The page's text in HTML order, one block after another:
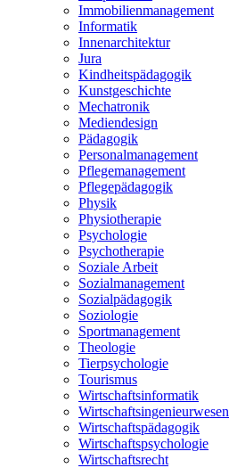
Immobilienmanagement
Informatik
Innenarchitektur
Jura
Kindheitspädagogik
Kunstgeschichte
Mechatronik
Mediendesign
Pädagogik
Personalmanagement
Pflegemanagement
Pflegepädagogik
Physik
Physiotherapie
Psychologie
Psychotherapie
Soziale Arbeit
Sozialmanagement
Sozialpädagogik
Soziologie
Sportmanagement
Theologie
Tierpsychologie
Tourismus
Wirtschaftsinformatik
Wirtschaftsingenieurwesen
Wirtschaftspädagogik
Wirtschaftspsychologie
Wirtschaftsrecht